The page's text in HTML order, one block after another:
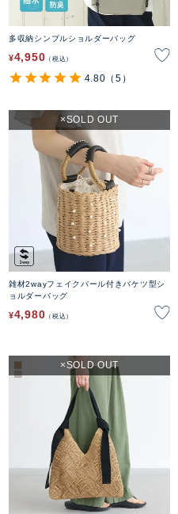
多収納シンプルショルダーバッグ
¥4,950 税込
4.80 （5）
雑材2wayフェイクパール付きバケツ型シ
ョルダーバッグ
¥4,980 税込
SOLD OUT
SOLD OUT